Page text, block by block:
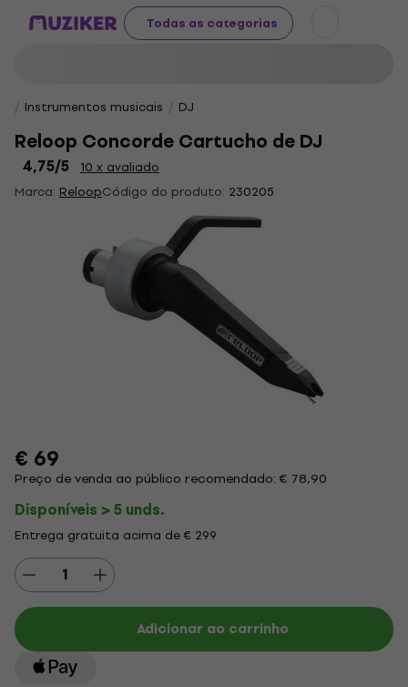
Todas as categorias
Instrumentos musicais DJ
Reloop Concorde Cartucho de DJ
4,75/5
10 x avaliado
Marca: ReloopCódigo do produto: 230205
€ 69
Preço de venda ao público recomendado: € 78,90
Disponíveis > 5 unds.
Entrega gratuita acima de € 299
Adicionar ao carrinho